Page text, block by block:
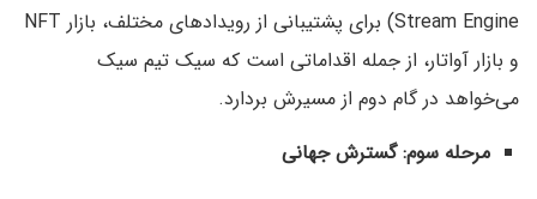
Stream Engine) برای پشتیبانی از رویدادهای مختلف، بازار NFT
و بازار آواتار، از جمله اقداماتی است که سیک تیم سیک
می‌خواهد در گام دوم از مسیرش بردارد.
مرحله سوم: گسترش جهانی